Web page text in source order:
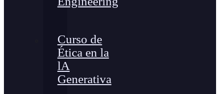
Curso de
Ética en la
lA
Generativa